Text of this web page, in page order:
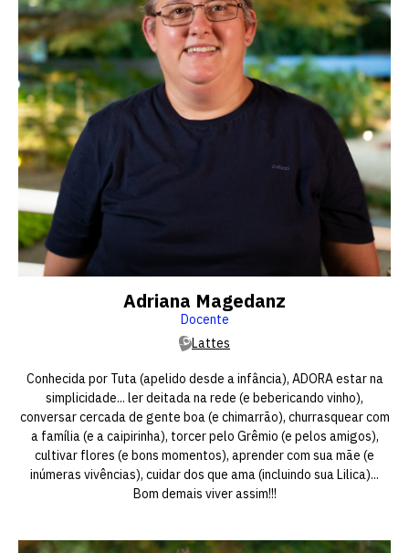
Adriana Magedanz
Docente
Lattes
Conhecida por Tuta (apelido desde a infância), ADORA estar na
simplicidade... ler deitada na rede (e bebericando vinho),
conversar cercada de gente boa (e chimarrão), churrasquear com
a família (e a caipirinha), torcer pelo Grêmio (e pelos amigos),
cultivar flores (e bons momentos), aprender com sua mãe (e
inúmeras vivências), cuidar dos que ama (incluindo sua Lilica)...
Bom demais viver assim!!!